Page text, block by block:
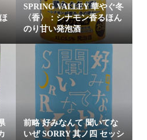
SPRING VALLEY 華やぐ冬
〈香〉：シナモン香るほん
のり甘い発泡酒
前略 好みなんて 聞いてな
いぜ SORRY 其ノ四 セッシ